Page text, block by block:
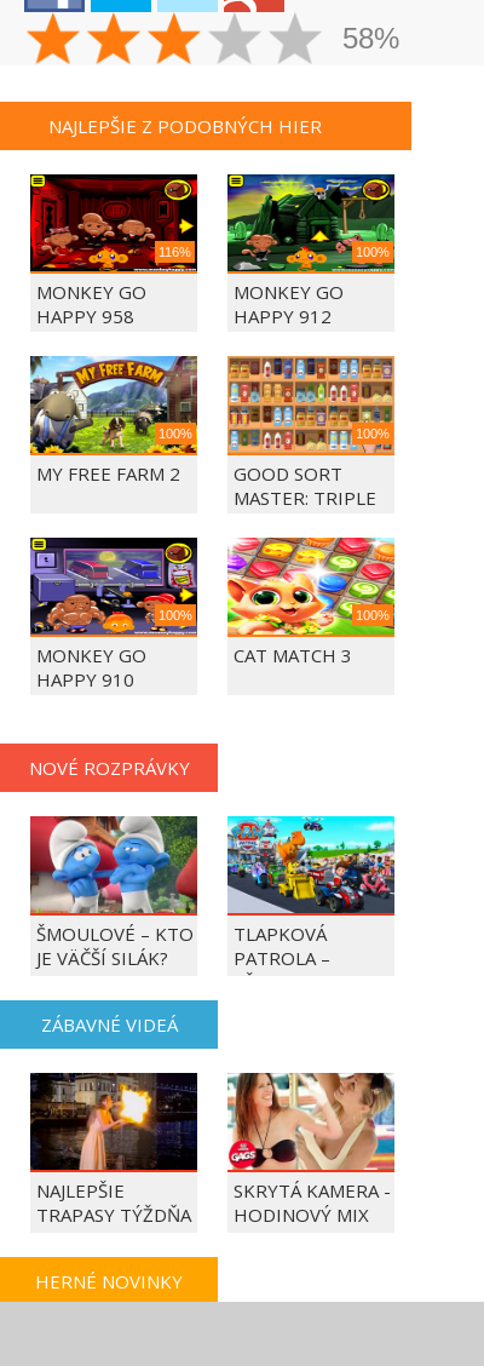
58%
NAJLEPŠIE Z PODOBNÝCH HIER
116%
MONKEY GO
HAPPY 958
100%
MONKEY GO
HAPPY 912
100%
MY FREE FARM 2
100%
GOOD SORT
MASTER: TRIPLE
100%
MONKEY GO
HAPPY 910
100%
CAT MATCH 3
NOVÉ ROZPRÁVKY
ŠMOULOVÉ – KTO
JE VÄČŠÍ SILÁK?
TLAPKOVÁ
PATROLA –
VŠETKY LABKY DO
ZÁBAVNÉ VIDEÁ
NAJLEPŠIE
TRAPASY TÝŽDŇA
SKRYTÁ KAMERA -
HODINOVÝ MIX
HERNÉ NOVINKY